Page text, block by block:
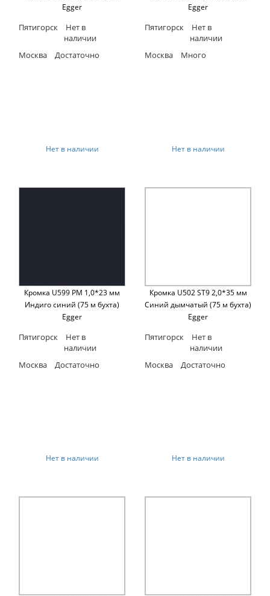
Egger
Пятигорск
Нет в
наличии
Москва
Достаточно
Нет в наличии
Egger
Пятигорск
Нет в
наличии
Москва
Много
Нет в наличии
Кромка U599 PM 1,0*23 мм
Индиго синий (75 м бухта)
Egger
Пятигорск
Нет в
наличии
Москва
Достаточно
Нет в наличии
Кромка U502 ST9 2,0*35 мм
Синий дымчатый (75 м бухта)
Egger
Пятигорск
Нет в
наличии
Москва
Достаточно
Нет в наличии